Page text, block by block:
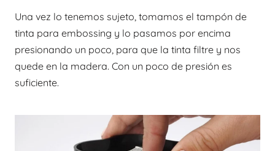
Una vez lo tenemos sujeto, tomamos el tampón de
tinta para embossing y lo pasamos por encima
presionando un poco, para que la tinta filtre y nos
quede en la madera. Con un poco de presión es
suficiente.